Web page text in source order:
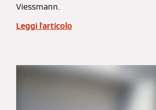
Viessmann.
Leggi l'articolo